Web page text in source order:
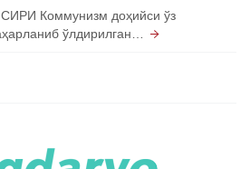
Коммунизм доҳийси ўз
ўлдирилган…